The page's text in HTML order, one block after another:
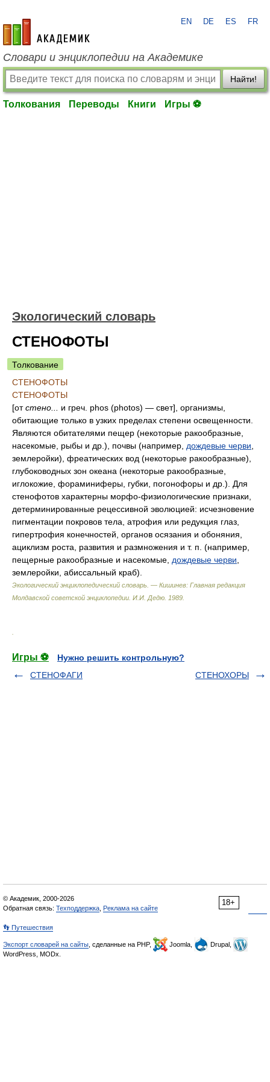
academic.ru
EN DE ES FR
Словари и энциклопедии на Академике
Найти!
Толкования Переводы Книги Игры ⚽
Экологический словарь
СТЕНОФОТЫ
Толкование
СТЕНОФОТЫ
СТЕНОФОТЫ
[отстено...
и греч. phos (photos) — свет], организмы,
обитающие только в узких пределах степени освещенности.
Являются обитателями пещер (некоторые ракообразные,
насекомые, рыбы и др.), почвы (например, дождевые черви
землеройки), фреатических вод (некоторые ракообразные),
глубоководных зон океана (некоторые ракообразные,
иглокожие, фораминиферы, губки, погонофоры и др.). Для
стенофотов характерны морфо-физиологические признаки,
детерминированные рецессивной эволюцией: исчезновение
пигментации покровов тела, атрофия или редукция глаз,
гипертрофия конечностей, органов осязания и обоняния,
ациклизм роста, развития и размножения и т. п. (например,
пещерные ракообразные и насекомые, дождевые черви
землеройки, абиссальный краб).
Экологический энциклопедический словарь. — Кишинев: Главная редакция
Молдавской советской энциклопедии И.И. Дедю 1989
Игры ⚽
Нужно решить контрольную?
СТЕНОФАГИ
СТЕНОХОРЫ
18+
© Академик, 2000-2026
Обратная связь: Техподдержка Реклама на сайте
👣 Путешествия
Экспорт словарей на сайты , сделанные на PHP, Joomla,
Drupal,
WordPress, MODx.